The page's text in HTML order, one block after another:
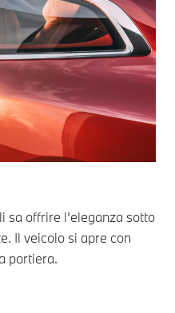
sa offrire l’eleganza sotto
Il veicolo si apre con
portiera.